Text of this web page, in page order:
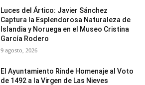
Luces del Ártico: Javier Sánchez
Captura la Esplendorosa Naturaleza de
Islandia y Noruega en el Museo Cristina
García Rodero
9 agosto, 2026
El Ayuntamiento Rinde Homenaje al Voto
de 1492 a la Virgen de Las Nieves